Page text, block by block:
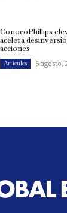
ConocoPhillips
acelera
acciones
Artículos 6 agosto,